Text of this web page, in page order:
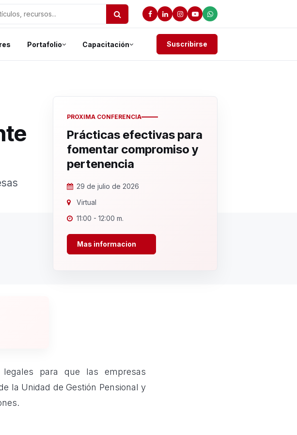
Portafolio Capacitación Suscribirse
PROXIMA CONFERENCIA
Prácticas efectivas para
fomentar compromiso y
pertenencia
29 de julio de 2026
Virtual
11:00 - 12:00 m.
Mas informacion
legales para que las empresas
la Unidad de Gestión Pensional y